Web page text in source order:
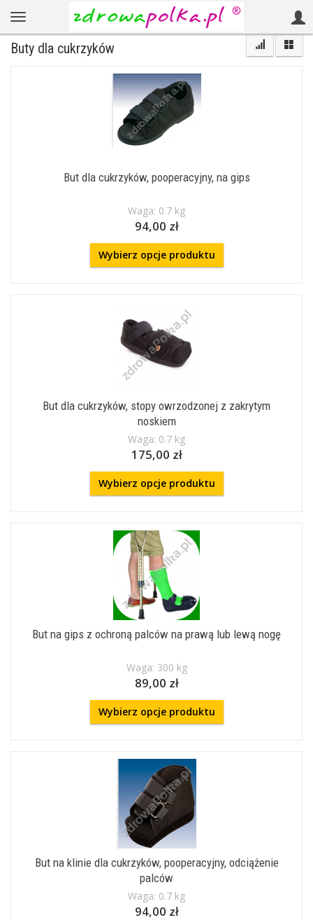
Buty dla cukrzyków
But dla cukrzyków, pooperacyjny, na gips
Waga: 0.7 kg
94,00 zł
Wybierz opcje produktu
But dla cukrzyków, stopy owrzodzonej z zakrytym
noskiem
Waga: 0.7 kg
175,00 zł
Wybierz opcje produktu
But na gips z ochroną palców na prawą lub lewą nogę
Waga: 300 kg
89,00 zł
Wybierz opcje produktu
But na klinie dla cukrzyków, pooperacyjny, odciążenie
palców
Waga: 0.7 kg
94,00 zł